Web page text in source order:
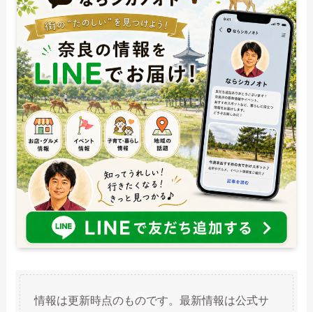
情報は更新時点のものです。最新情報は公式サ